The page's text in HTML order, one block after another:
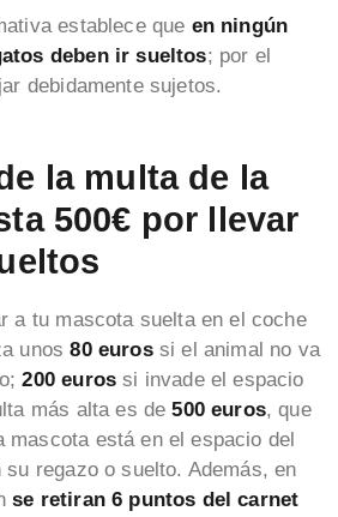
establece que en ningún
deben ir sueltos; por el
debidamente sujetos.
la multa de la
500€ por llevar
a tu mascota suelta en el coche
unos80 eurossi el animal no va
200 euros si invade el espacio
más alta es de500 euros, que
mascota está en el espacio del
regazo o suelto. Además, en
se retiran 6 puntos del carnet